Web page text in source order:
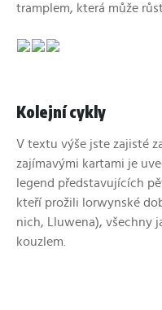
tramplem, která může
Kolejní cykly
V textu výše jste zajisté
zajímavými kartami je
legend představujících
kteří prožili lorwynské
nich, Lluwena), všechny
kouzlem.